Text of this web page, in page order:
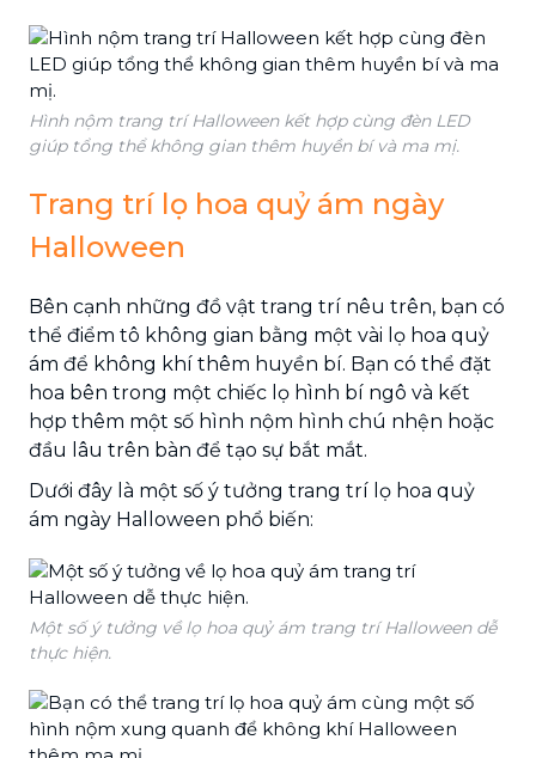
Hình nộm trang trí Halloween kết hợp cùng đèn LED
giúp tổng thể không gian thêm huyền bí và ma mị.
Trang trí lọ hoa quỷ ám ngày
Halloween
Bên cạnh những đồ vật trang trí nêu trên, bạn có
thể điểm tô không gian bằng một vài lọ hoa quỷ
ám để không khí thêm huyền bí. Bạn có thể đặt
hoa bên trong một chiếc lọ hình bí ngô và kết
hợp thêm một số hình nộm hình chú nhện hoặc
đầu lâu trên bàn để tạo sự bắt mắt.
Dưới đây là một số ý tưởng trang trí lọ hoa quỷ
ám ngày Halloween phổ biến:
Một số ý tưởng về lọ hoa quỷ ám trang trí Halloween dễ
thực hiện.